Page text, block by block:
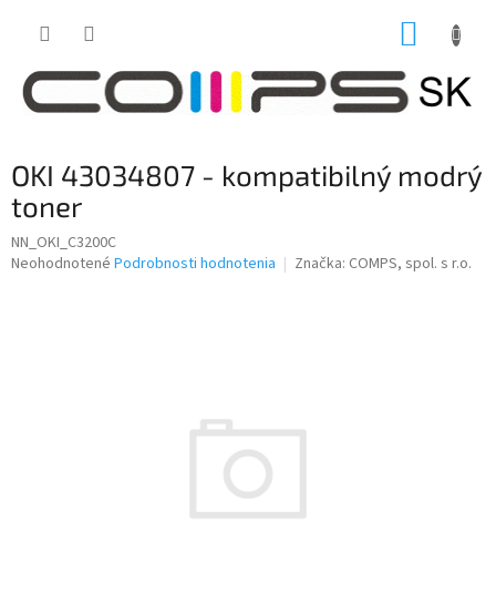
OKI 43034807 - kompatibilný modrý
toner
NN_OKI_C3200C
Priemerné
Neohodnotené Podrobnosti hodnotenia Značka: COMPS, spol. s r.o.